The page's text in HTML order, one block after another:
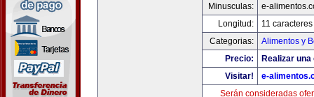
Minusculas:
e-
Longitud:
11 caracteres
Categorias:
Alimentos y
Precio:
Realizar
Visitar!
e-
Serán consideradas